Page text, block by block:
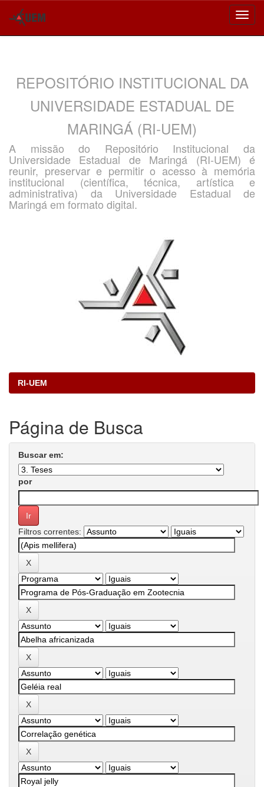
REPOSITÓRIO INSTITUCIONAL DA
UNIVERSIDADE ESTADUAL DE
MARINGÁ (RI-UEM)
A missão do Repositório Institucional da
Universidade Estadual de Maringá (RI-UEM) é
reunir, preservar e permitir o acesso à memória
institucional (científica, técnica, artística e
administrativa) da Universidade Estadual de
Maringá em formato digital.
RI-UEM
Página de Busca
Buscar em:
por
Filtros correntes: